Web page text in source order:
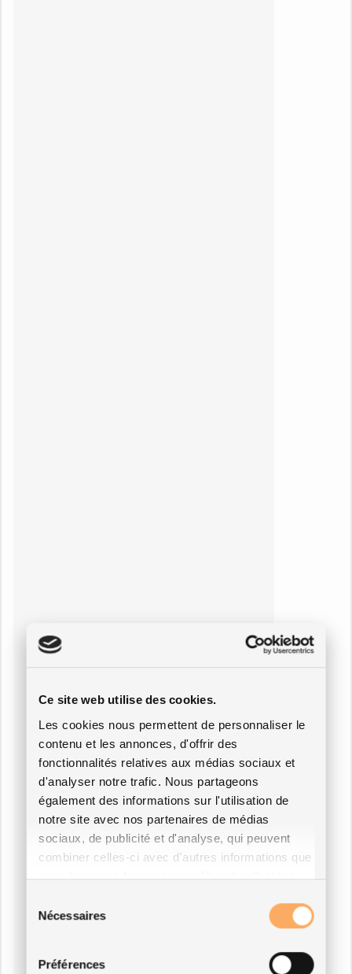
Ce site web utilise des cookies.
Les cookies nous permettent de personnaliser le
contenu et les annonces, d'offrir des
fonctionnalités relatives aux médias sociaux et
d'analyser notre trafic. Nous partageons
également des informations sur l'utilisation de
notre site avec nos partenaires de médias
sociaux, de publicité et d'analyse, qui peuvent
combiner celles-ci avec d'autres informations que
vous leur avez fournies ou qu'ils ont collectées
Nécessaires
Préférences